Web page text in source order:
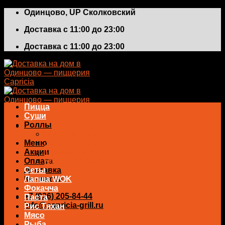
Skip
content
Одинцово, UP Сколковский
Доставка с 11:00 до 23:00
Доставка с 11:00 до 23:00
Меню
Акции
Оплата
Доставка
Контакты
+7 (926) 205-84-44
info@capricia-grill.ru
0₽
Пицца
Суши
Роллы
Запеченные роллы
Теплые роллы
Классические роллы
Сеты
Лапша WOK
Фокачча
Паста
Рис Тяхан
Мясо